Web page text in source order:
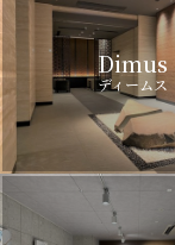
Dimus
ディームス